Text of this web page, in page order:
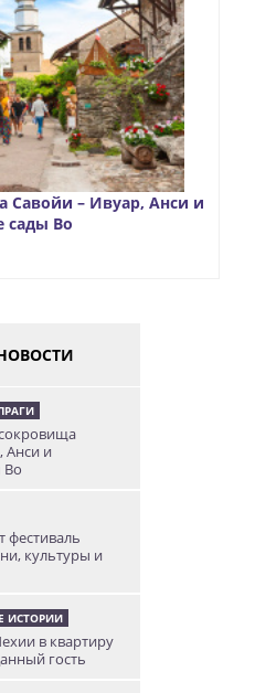
Савойи – Ивуар, Анси и
сады Во
Анси и
Во
фестиваль
культуры и
ИСТОРИИ
в квартиру
гость